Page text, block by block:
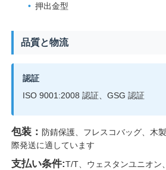
押出金型
品質と物流
認証
ISO 9001:2008 認証、GSG 認証
包装：防錆保護、フレスコバッグ、木
際発送に適しています
支払い条件:T/T、ウェスタンユニオン